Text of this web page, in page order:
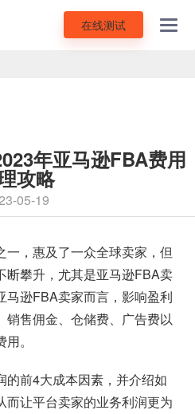
在线测试
年亚马逊FBA费用
攻略
05-19
一，惠及了一众全球卖家，但
断攀升，尤其是亚马逊FBA卖
马逊FBA卖家而言，影响盈利
销售佣金、仓储费、广告费以
。
的前4大成本因素，并介绍如
而让平台卖家的业务利润更为